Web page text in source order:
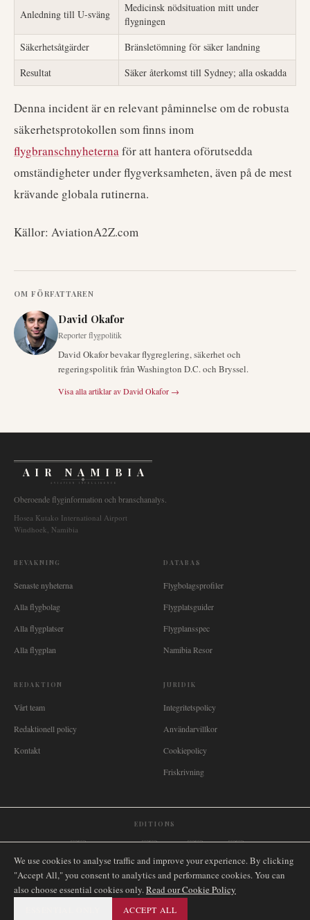
Anledning till U-sväng
Medicinsk nödsituation mitt under
flygningen
Säkerhetsåtgärder
Bränsletömning för säker landning
Resultat
Säker återkomst till Sydney; alla oskadda
Denna incident är en relevant påminnelse om de robusta
säkerhetsprotokollen som finns inom
flygbranschnyheternaför att hantera oförutsedda
omständigheter under flygverksamheten, även på de mest
krävande globala rutinerna.
Källor: AviationA2Z.com
OM FÖRFATTAREN
David Okafor
Reporter flygpolitik
David Okafor bevakar flygreglering, säkerhet och
regeringspolitik från Washington D.C. och Bryssel.
Visa alla artiklar avDavid Okafor →
AIR NAMIBIA
AVIATION INTELLIGENCE
Oberoende flyginformation och branschanalys.
Hosea Kutako International Airport
Windhoek, Namibia
BEVAKNING
Senaste nyheterna
Alla flygbolag
Alla flygplatser
Alla flygplan
DATABAS
Flygbolagsprofiler
Flygplatsguider
Flygplansspec
Namibia Resor
REDAKTION
Vårt team
Redaktionell policy
Kontakt
JURIDIK
Integritetspolicy
Användarvillkor
Cookiepolicy
Friskrivning
EDITIONS
🌐 International🇬🇧 United Kingdom🇦🇺 Australia🇨🇦 Canada🇳🇿 New Zealand
🇿🇦 South Africa🇸🇬 Singapore 🇩🇪 Deutschland🇳🇱 Nederland🇫🇷 France
🇮🇹 Italia🇪🇸 España 🇧🇷 Brasil🇸🇪 Sverige🇳🇴 Norge🇩🇰 Danmark
AIRNAMIBIA MEDIA.ALLA RÄTTIGHETER
We use cookies to analyse traffic and improve your experience. By clicking
"Accept All," you consent to analytics and performance cookies. You can
also choose essential cookies only.Read our Cookie Policy
ACCEPT ALL